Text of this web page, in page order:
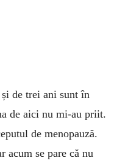
de trei ani sunt în
de aici nu mi-au priit.
de menopauză.
acum se pare că nu